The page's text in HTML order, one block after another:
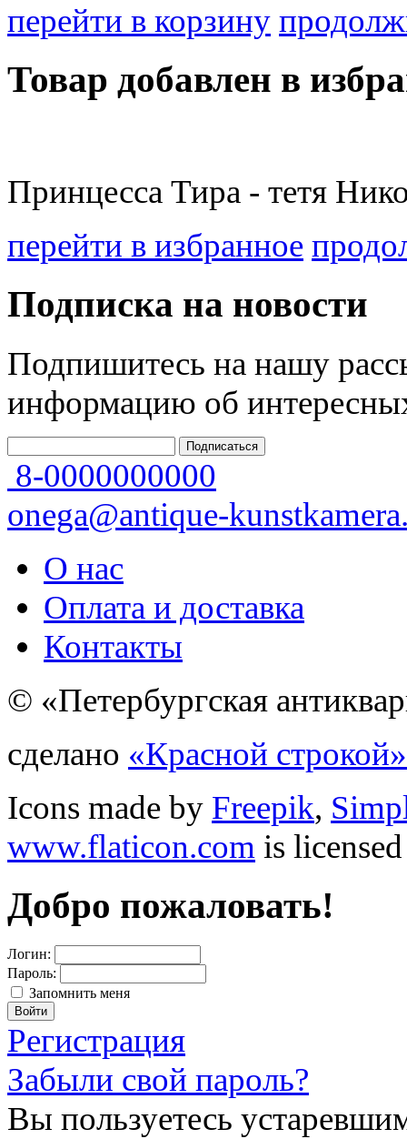
перейти в корзину
Товар добавлен в
Принцесса Тира - тетя
перейти в избранное
Подписка на новости
Подпишитесь на нашу
информацию об
8-0000000000
onega@antique-
О нас
Оплата и доставка
Контакты
© «Петербургская
сделано «Красной строкой»
Icons made by Freepik,
www.flaticon.com is
Добро пожаловать!
Логин:
Пароль:
Запомнить меня
Регистрация
Забыли свой пароль?
Вы пользуетесь